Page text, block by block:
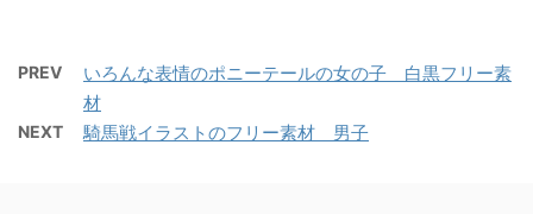
PREV
いろんな表情のポニーテールの女の子 白黒フリー素
材
NEXT 騎馬戦イラストのフリー素材 男子